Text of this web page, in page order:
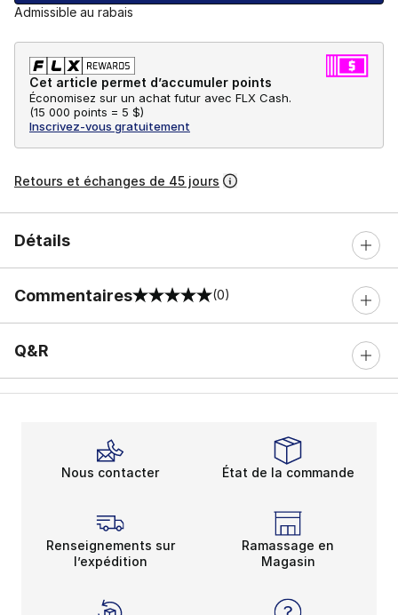
Admissible au rabais
Cet article permet d’accumuler points
Économisez sur un achat futur avec FLX Cash.
(15 000 points = 5 $)
Inscrivez-vous gratuitement
Retours et échanges de 45 jours
Détails
Commentaires
0 sur 5 notes (0)
Q&R
Nous contacter État de la commande
Renseignements sur
l’expédition
Ramassage en
Magasin